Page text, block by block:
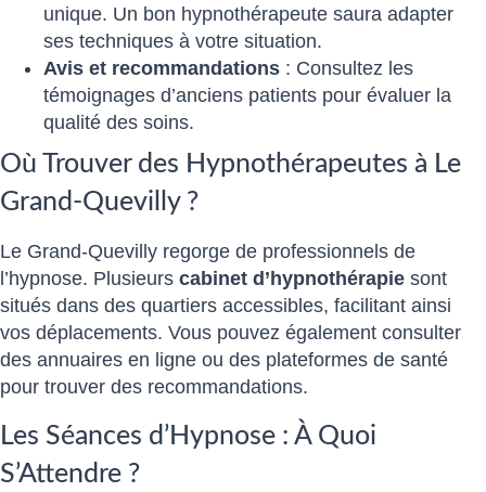
unique. Un bon hypnothérapeute saura adapter
ses techniques à votre situation.
Avis et recommandations : Consultez les
témoignages d’anciens patients pour évaluer la
qualité des soins.
Où Trouver des Hypnothérapeutes à Le
Grand-Quevilly ?
Le Grand-Quevilly regorge de professionnels de
l’hypnose. Plusieurs cabinet d’hypnothérapie sont
situés dans des quartiers accessibles, facilitant ainsi
vos déplacements. Vous pouvez également consulter
des annuaires en ligne ou des plateformes de santé
pour trouver des recommandations.
Les Séances d’Hypnose : À Quoi
S’Attendre ?